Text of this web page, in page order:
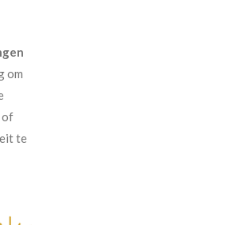
om
of
te